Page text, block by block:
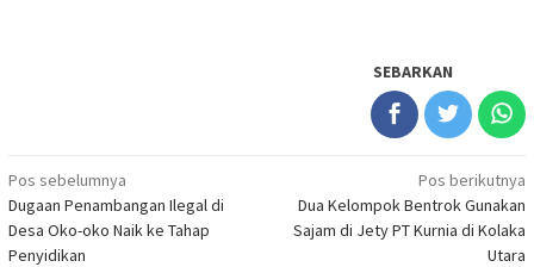
SEBARKAN
Navigasi
pos
Pos sebelumnya
Dugaan Penambangan Ilegal di
Desa Oko-oko Naik ke Tahap
Penyidikan
Pos berikutnya
Dua Kelompok Bentrok Gunakan
Sajam di Jety PT Kurnia di Kolaka
Utara